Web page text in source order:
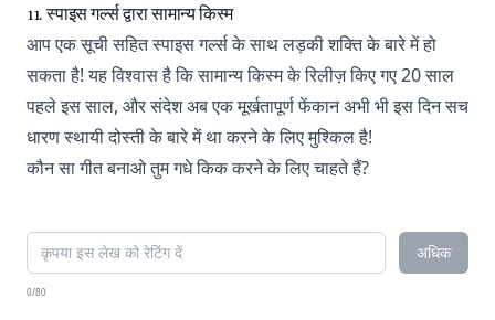
11. स्पाइस गर्ल्स द्वारा सामान्य किस्म
आप एक सूची सहित स्पाइस गर्ल्स के साथ लड़की शक्ति के बारे में हो
सकता है! यह विश्वास है कि सामान्य किस्म के रिलीज़ किए गए 20 साल
पहले इस साल, और संदेश अब एक मूर्खतापूर्ण फेंकान अभी भी इस दिन सच
धारण स्थायी दोस्ती के बारे में था करने के लिए मुश्किल है!
कौन सा गीत बनाओ तुम गधे किक करने के लिए चाहते हैं?
अधिक
0/80